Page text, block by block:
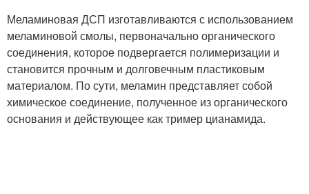
Меламиновая ДСП изготавливаются с использованием
меламиновой смолы, первоначально органического
соединения, которое подвергается полимеризации и
становится прочным и долговечным пластиковым
материалом. По сути, меламин представляет собой
химическое соединение, полученное из органического
основания и действующее как тример цианамида.